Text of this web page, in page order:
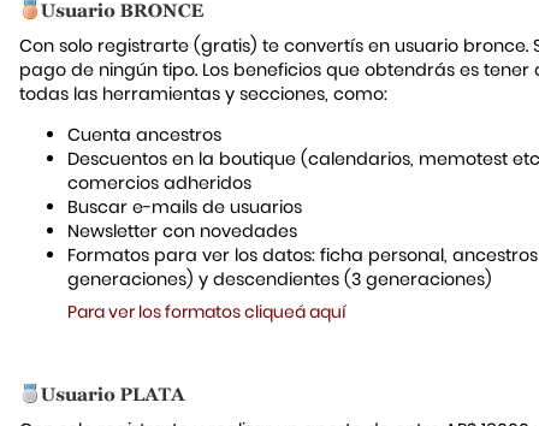
Con solo registrarte (gratis) te convertís en usuario bronce.
pago de ningún tipo. Los beneficios que obtendrás es tener
todas las herramientas y secciones, como:
Cuenta ancestros
Descuentos en la boutique (calendarios, memotest
comercios adheridos
Buscar e-mails de usuarios
Newsletter con novedades
Formatos para ver los datos: ficha personal,
generaciones) y descendientes (3 generaciones)
Para ver los formatos cliqueá aquí